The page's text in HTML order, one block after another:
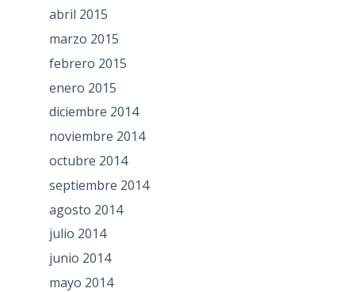
abril 2015
marzo 2015
febrero 2015
enero 2015
diciembre 2014
noviembre 2014
octubre 2014
septiembre 2014
agosto 2014
julio 2014
junio 2014
mayo 2014